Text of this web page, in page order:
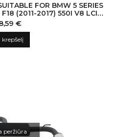
FOR BMW 5 SERIES
F18 (2011-2017) 550I V8 LCI
BLACK EDITION
€
krepšelį
peržiūra